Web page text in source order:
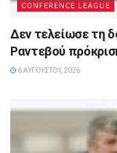
CONFERENCE LEAGUE
Δεν τελείωσε τη
Ραντεβού
6 ΑΥΓΟΎΣΤΟΥ, 2026